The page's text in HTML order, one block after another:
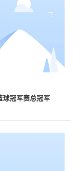
球冠军赛总冠军